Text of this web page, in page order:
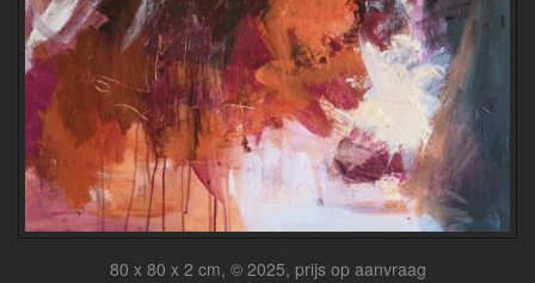
80 x 80 x 2 cm, © 2025, prijs op aanvraag